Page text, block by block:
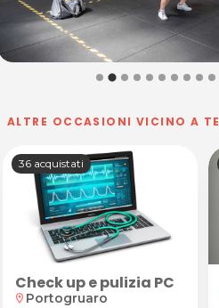
ALTRE OCCASIONI VICINO A TE
36 acquistati
Check up e pulizia PC
location_on Portogruaro